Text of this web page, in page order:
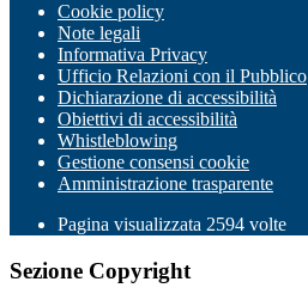
Cookie policy
Note legali
Informativa Privacy
Ufficio Relazioni con il Pubblico
Dichiarazione di accessibilità
Obiettivi di accessibilità
Whistleblowing
Gestione consensi cookie
Amministrazione trasparente
Pagina visualizzata 2594 volte
Sezione Copyright